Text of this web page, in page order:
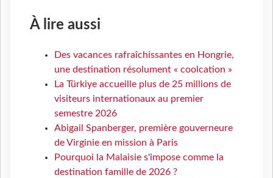
À lire aussi
Des vacances rafraîchissantes en Hongrie,
une destination résolument « coolcation »
La Türkiye accueille plus de 25 millions de
visiteurs internationaux au premier
semestre 2026
Abigail Spanberger, première gouverneure
de Virginie en mission à Paris
Pourquoi la Malaisie s'impose comme la
destination famille de 2026 ?